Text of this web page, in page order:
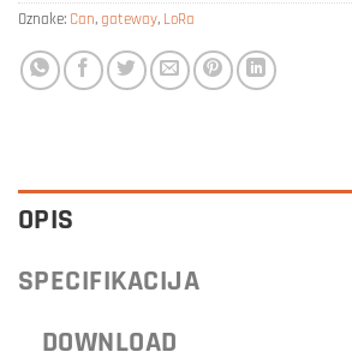
Oznake: Can, gateway, LoRa
OPIS
SPECIFIKACIJA
DOWNLOAD